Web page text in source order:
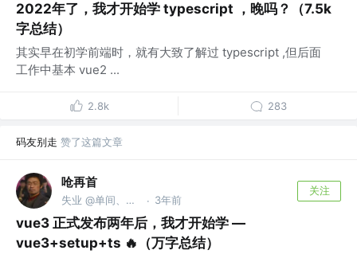
2022年了，我才开始学 typescript ，晚吗？（7.5k
字总结）
其实早在初学前端时，就有大致了解过 typescript ,但后面
工作中基本 vue2 ...
2.8k 283
码友别走 赞了这篇文章
呛再首
失业 @单间、切图 · 3年前
关注
vue3 正式发布两年后，我才开始学 —
vue3+setup+ts 🔥（万字总结）